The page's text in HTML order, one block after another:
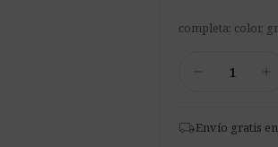
completa: color,
x
add
local_shippingEnvío gratis